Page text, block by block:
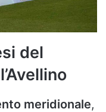
del
meridionale,